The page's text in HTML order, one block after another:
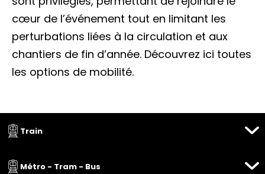
cœur de l’événement tout en limitant les
perturbations liées à la circulation et aux
chantiers de fin d’année. Découvrez ici toutes
les options de mobilité.
Train
Métro - Tram - Bus